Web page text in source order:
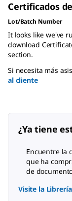
Certificados
Lot/Batch Number
It looks like we've
download
section.
Si necesita más
al cliente
¿Ya tiene
Encuentre la
que ha
de
Visite la